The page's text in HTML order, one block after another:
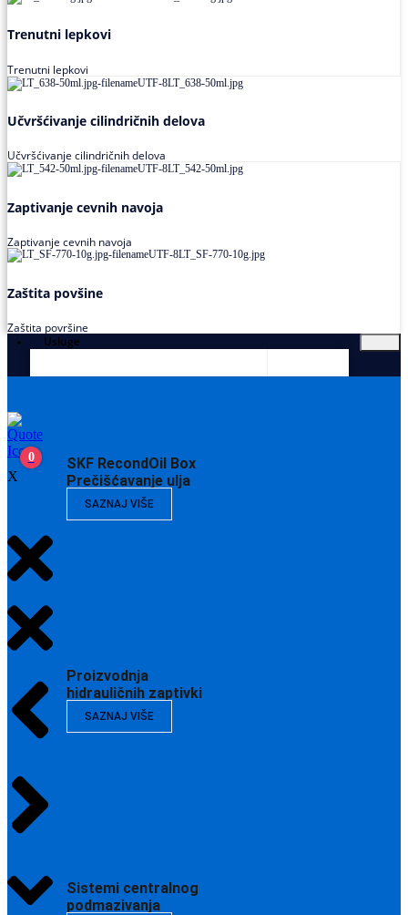
Trenutni lepkovi
Trenutni lepkovi
Učvršćivanje cilindričnih delova
Učvršćivanje cilindričnih delova
Zaptivanje cevnih navoja
Zaptivanje cevnih navoja
Zaštita povšine
Zaštita površine
Usluge
SKF RecondOil Box
Prečišćavanje ulja
SAZNAJ VIŠE
Proizvodnja
hidrauličnih zaptivki
SAZNAJ VIŠE
Sistemi centralnog
podmazivanja
0
X